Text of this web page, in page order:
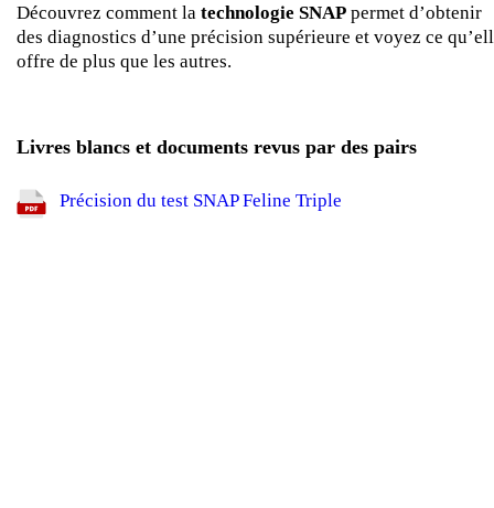
Découvrez comment la technologie SNAP permet d’obtenir
des diagnostics d’une précision supérieure et voyez ce
offre de plus que les autres.
Livres blancs et documents revus par des pairs
Précision du test SNAP Feline Triple